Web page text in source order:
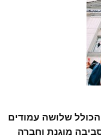
שלושה עמודים
מוגנת וחברה